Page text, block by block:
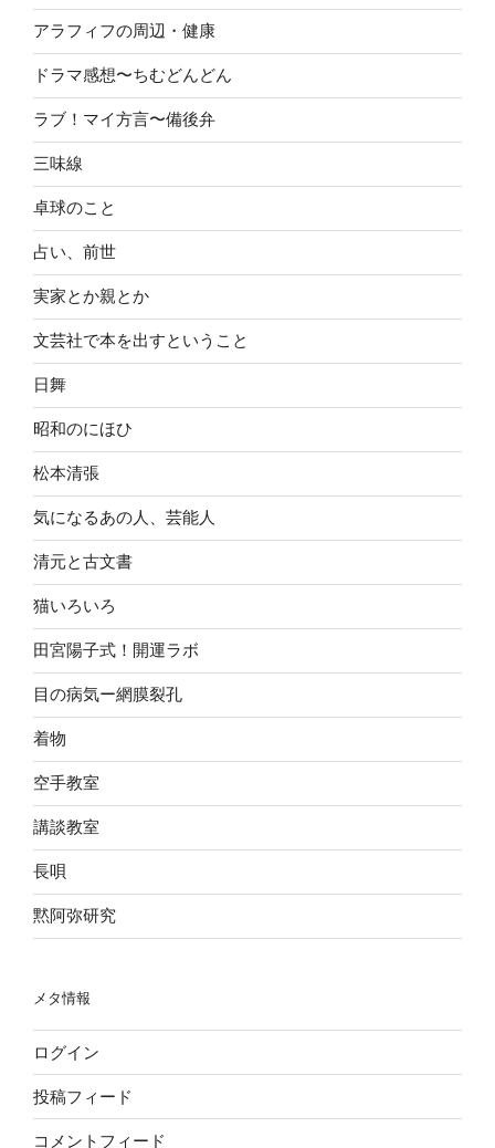
アラフィフの周辺・健康
ドラマ感想〜ちむどんどん
ラブ！マイ方言〜備後弁
三味線
卓球のこと
占い、前世
実家とか親とか
文芸社で本を出すということ
日舞
昭和のにほひ
松本清張
気になるあの人、芸能人
清元と古文書
猫いろいろ
田宮陽子式！開運ラボ
目の病気ー網膜裂孔
着物
空手教室
講談教室
長唄
黙阿弥研究
メタ情報
ログイン
投稿フィード
コメントフィード